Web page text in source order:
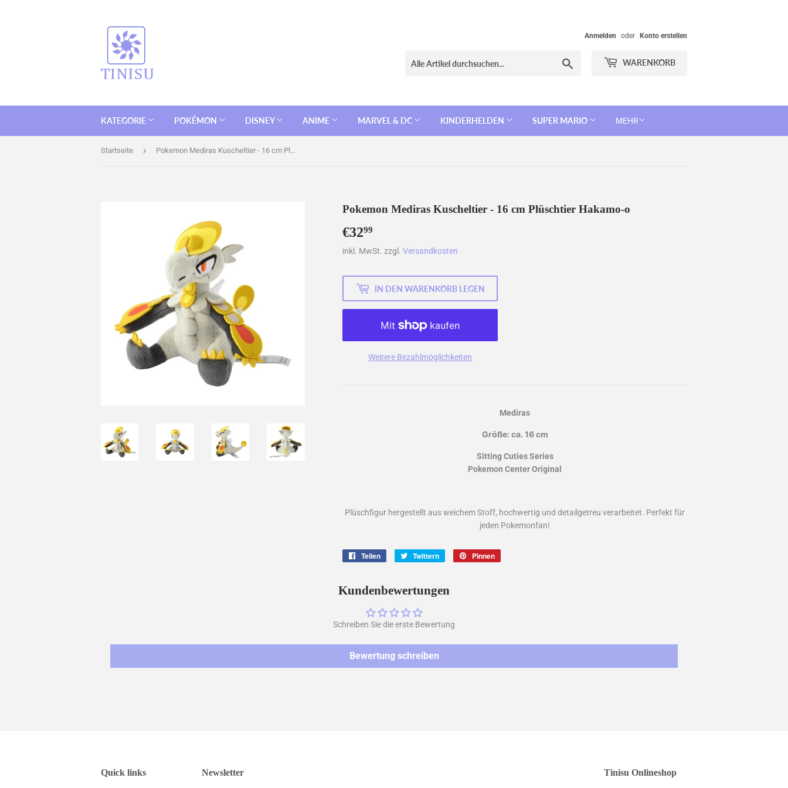
Anmelden oder Konto erstellen
WARENKORB
KATEGORIE POKÉMON DISNEY ANIME MARVEL & DC KINDERHELDEN SUPER MARIO MEHR
Startseite › Pokemon Mediras Kuscheltier - 16 cm Plüschtier Hakamo-o
Pokemon Mediras Kuscheltier - 16 cm Plüschtier Hakamo-o
€3299
inkl. MwSt. zzgl. Versandkosten
IN DEN WARENKORB LEGEN
Weitere Bezahlmöglichkeiten
Mediras
Größe: ca. 16 cm
Sitting Cuties Series
Pokemon Center Original
Plüschfigur hergestellt aus weichem Stoff, hochwertig und detailgetreu verarbeitet. Perfekt für
jeden Pokemonfan!
Teilen Twittern Pinnen
Kundenbewertungen
Schreiben Sie die erste Bewertung
Bewertung schreiben
Quick links Newsletter Tinisu Onlineshop